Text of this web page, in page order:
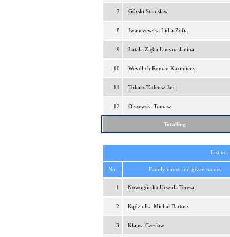
7 Górski Stanisław
8 Iwanczewska Lidia Zofia
9 Latała-Zięba Lucyna Janina
10 Weydlich Roman Kazimierz
11 Tokarz Tadeusz Jan
12 Olszewski Tomasz
Totalling
List
No. Family name and given names
1 Nowogórska Urszula Teresa
2 Kądziołka Michał Bartosz
3 Kłapsa Czesław